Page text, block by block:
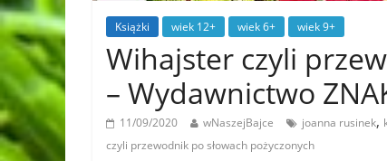
Książki wiek 12+ wiek 6+ wiek 9+
Wihajster czyli
– Wydawnictwo
11/09/2020 wNaszejBajce joanna rusinek,
czyli przewodnik po słowach pożyczonych